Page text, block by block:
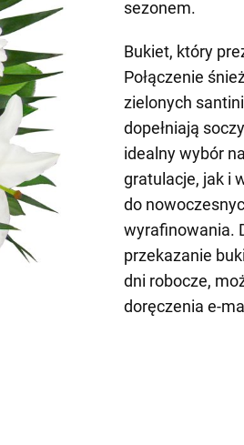
sezonem.
Bukiet, który
Połączenie
zielonych
dopełniają
idealny wybór
gratulacje, jak i
do
wyrafinowania.
przekazanie
dni robocze,
doręczenia e-